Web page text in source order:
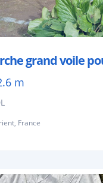
grand voile
m
France